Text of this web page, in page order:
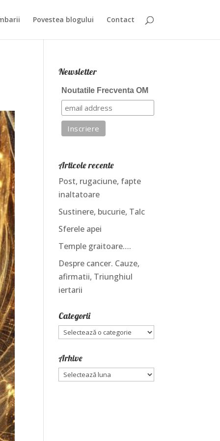
Povestea blogului Contact
Newsletter
Noutatile Frecventa OM
Articole recente
Post, rugaciune, fapte
inaltatoare
Sustinere, bucurie, Talc
Sferele apei
Temple graitoare….
Despre cancer. Cauze,
afirmatii, Triunghiul
iertarii
Categorii
Categorii
Arhive
Arhive